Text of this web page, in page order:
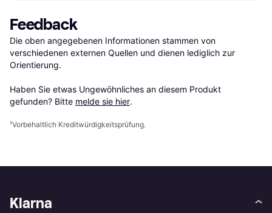
Feedback
Die oben angegebenen Informationen stammen von
verschiedenen externen Quellen und dienen lediglich zur
Orientierung.
Haben Sie etwas Ungewöhnliches an diesem Produkt
gefunden? Bitte melde sie hier.
¹Vorbehaltlich Kreditwürdigkeitsprüfung.
Klarna